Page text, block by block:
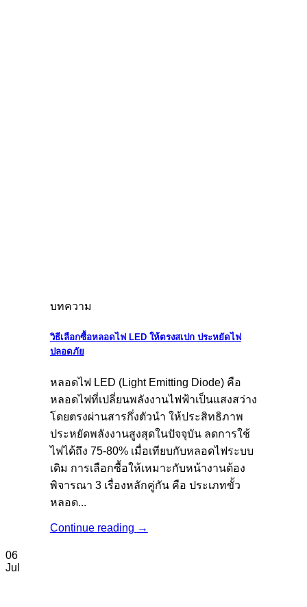
บทความ
วิธีเลือกซื้อหลอดไฟ LED ให้ตรงสเปก ประหยัดไฟ
ปลอดภัย
หลอดไฟ LED (Light Emitting Diode) คือ
หลอดไฟที่เปลี่ยนพลังงานไฟฟ้าเป็นแสงสว่าง
โดยตรงผ่านสารกึ่งตัวนำ ให้ประสิทธิภาพ
ประหยัดพลังงานสูงสุดในปัจจุบัน ลดการใช้
ไฟได้ถึง 75-80% เมื่อเทียบกับหลอดไฟระบบ
เดิม การเลือกซื้อให้เหมาะกับหน้างานต้อง
พิจารณา 3 เรื่องหลักคู่กัน คือ ประเภทขั้ว
หลอด...
Continue reading →
06
Jul